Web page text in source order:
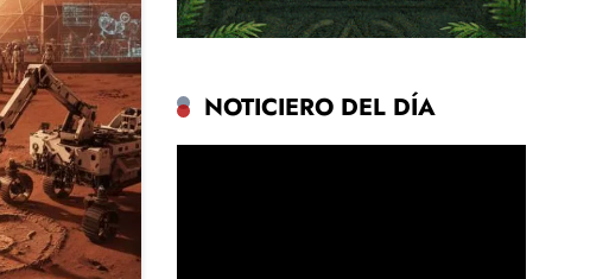
NOTICIERO DEL DÍA